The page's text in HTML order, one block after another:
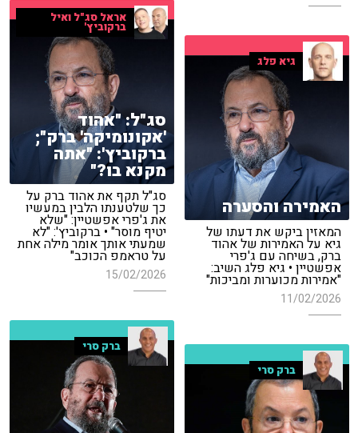
אראל סג"ל ואיל
ברקוביץ'
סג"ל: "אהוד
'אקונומיקה' ברק";
ברקוביץ': "אתה
מקנא בו?"
סג"ל תקף את אהוד ברק על
כך שלטענתו הלבין במעשיו
את ג'פרי אפשטיין: "שלא
יטיף מוסר" • ברקוביץ': "לא
שמעתי אותך אומר מילה אחת
על טראמפ הכוכב"
15/02/2026
גיא פלג
האמירה והסערה
המאזין ביקש את דעתו של
גיא על האמירות של אהוד
ברק, בשיחה עם ג'פרי
אפשטיין • גיא פלג השיב:
"אמירות מכוערות ומביכות"
11/02/2026
ברק סרי
ברק סרי